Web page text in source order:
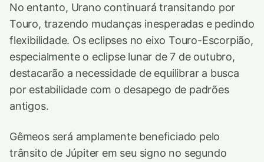
No entanto, Urano continuará transitando por
Touro, trazendo mudanças inesperadas e pedindo
flexibilidade. Os eclipses no eixo Touro-Escorpião,
especialmente o eclipse lunar de 7 de outubro,
destacarão a necessidade de equilibrar a busca
por estabilidade com o desapego de padrões
antigos.
Gêmeos será amplamente beneficiado pelo
trânsito de Júpiter em seu signo no segundo